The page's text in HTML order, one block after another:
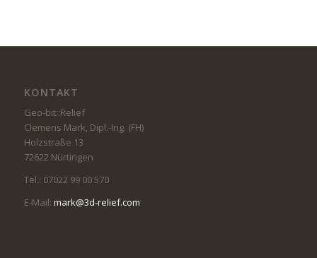
KONTAKT
Geo-bit::Relief
Clemens Mark, Dipl.-Ing. (FH)
Holzstraße 13
72622 Nürtingen
Tel.: 07022 99 00 570
E-Mail: mark@3d-relief.com